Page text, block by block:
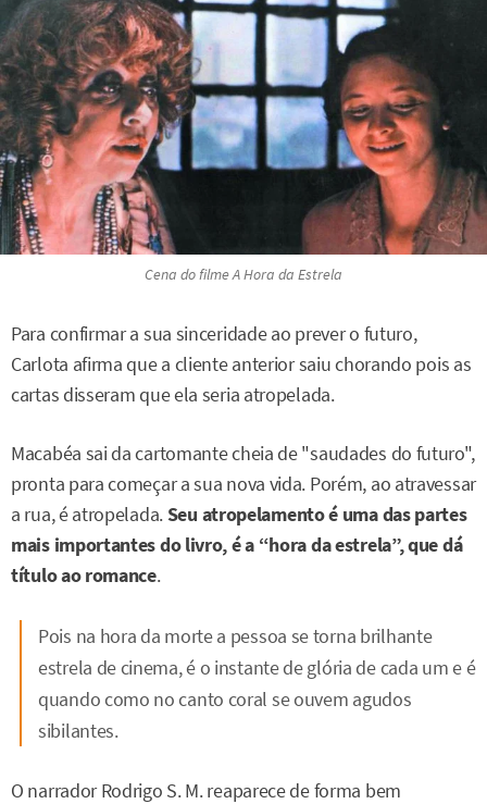
Cena do filmeA Hora da Estrela
Para confirmar a sua sinceridade ao prever o futuro,
Carlota afirma que a cliente anterior saiu chorando pois as
cartas disseram que ela seria atropelada.
Macabéa sai da cartomante cheia de "saudades do futuro",
pronta para começar a sua nova vida. Porém, ao atravessar
a rua, é atropelada.Seu atropelamento é uma das partes
mais importantes do livro, é a “hora da estrela”, que dá
título ao romance.
Pois na hora da morte a pessoa se torna brilhante
estrela de cinema, é o instante de glória de cada um e é
quando como no canto coral se ouvem agudos
sibilantes.
O narrador Rodrigo S. M. reaparece de forma bem